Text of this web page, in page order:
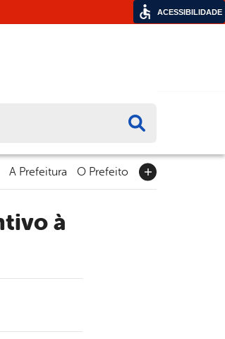
A Prefeitura O Prefeito
ACESSIBILIDADE